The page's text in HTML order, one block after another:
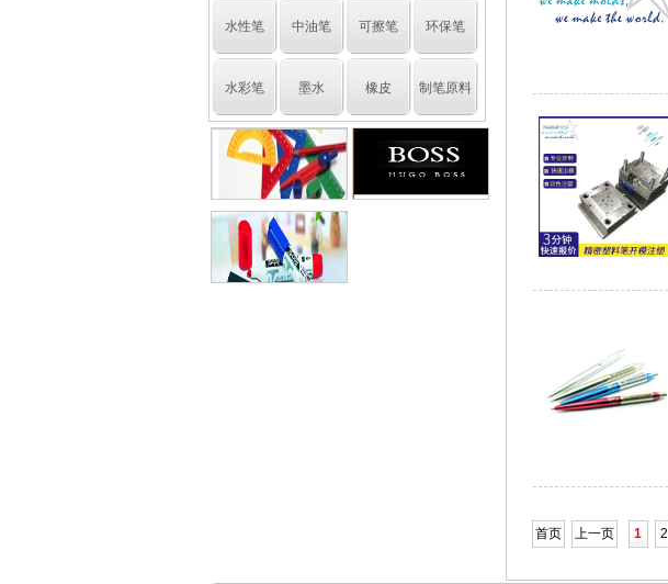
水性笔 中油笔 可擦笔 环保笔
水彩笔 墨水 橡皮 制笔原料
首页 上一页 1 2